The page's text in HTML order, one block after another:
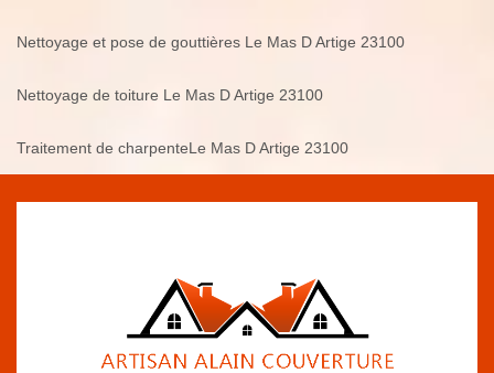
Nettoyage et pose de gouttières Le Mas D Artige 23100
Nettoyage de toiture Le Mas D Artige 23100
Traitement de charpenteLe Mas D Artige 23100